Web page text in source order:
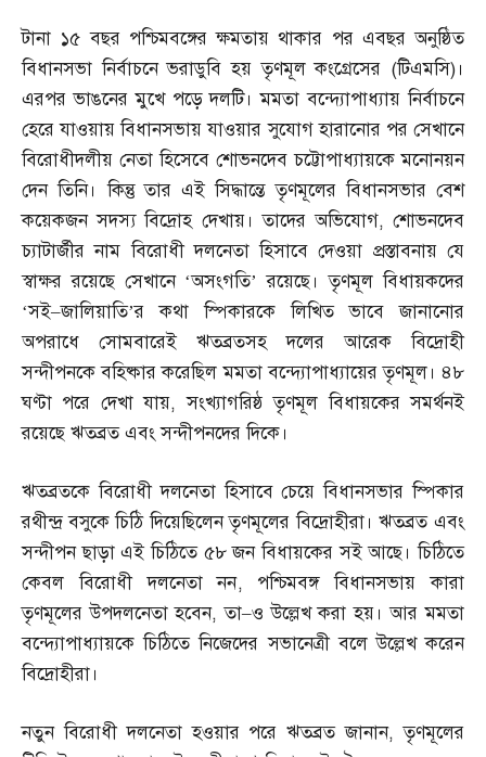
টানা ১৫ বছর পশ্চিমবঙ্গের ক্ষমতায় থাকার পর এবছর অনুষ্ঠিত
বিধানসভা নির্বাচনে ভরাডুবি হয় তৃণমূল কংগ্রেসের (টিএমসি)।
এরপর ভাঙনের মুখে পড়ে দলটি। মমতা বন্দ্যোপাধ্যায় নির্বাচনে
হেরে যাওয়ায় বিধানসভায় যাওয়ার সুযোগ হারানোর পর সেখানে
বিরোধীদলীয় নেতা হিসেবে শোভনদেব চট্টোপাধ্যায়কে মনোনয়ন
দেন তিনি। কিন্তু তার এই সিদ্ধান্তে তৃণমূলের বিধানসভার বেশ
কয়েকজন সদস্য বিদ্রোহ দেখায়। তাদের অভিযোগ,শোভনদেব
চ্যাটার্জীর নাম বিরোধী দলনেতা হিসাবে দেওয়া প্রস্তাবনায় যে
স্বাক্ষর রয়েছে সেখানে ‘অসংগতি’ রয়েছে। তৃণমূল বিধায়কদের
‘সই–জালিয়াতি’র কথা স্পিকারকে লিখিত ভাবে জানানোর
অপরাধে সোমবারেই ঋতব্রতসহ দলের আরেক বিদ্রোহী
সন্দীপনকে বহিষ্কার করেছিল মমতা বন্দ্যোপাধ্যায়ের তৃণমূল। ৪৮
ঘণ্টা পরে দেখা যায়,সংখ্যাগরিষ্ঠ তৃণমূল বিধায়কের সমর্থনই
রয়েছে ঋতব্রত এবং সন্দীপনদের দিকে।
ঋতব্রতকে বিরোধী দলনেতা হিসাবে চেয়ে বিধানসভার স্পিকার
রথীন্দ্র বসুকে চিঠি দিয়েছিলেন তৃণমূলের বিদ্রোহীরা। ঋতব্রত এবং
সন্দীপন ছাড়া এই চিঠিতে ৫৮ জন বিধায়কের সই আছে। চিঠিতে
কেবল বিরোধী দলনেতা নন, পশ্চিমবঙ্গ বিধানসভায় কারা
তৃণমূলের উপদলনেতা হবেন,তা–ও উল্লেখ করা হয়। আর মমতা
বন্দ্যোপাধ্যায়কে চিঠিতে নিজেদের সভানেত্রী বলে উল্লেখ করেন
বিদ্রোহীরা।
নতুন বিরোধী দলনেতা হওয়ার পরে ঋতব্রত জানান,তৃণমূলের